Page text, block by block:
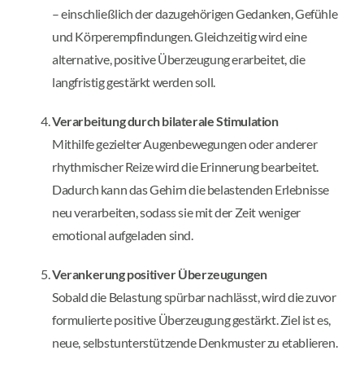
– einschließlich der dazugehörigen Gedanken, Gefühle
und Körperempfindungen. Gleichzeitig wird eine
alternative, positive Überzeugung erarbeitet, die
langfristig gestärkt werden soll.
Verarbeitung durch bilaterale Stimulation
Mithilfe gezielter Augenbewegungen oder anderer
rhythmischer Reize wird die Erinnerung bearbeitet.
Dadurch kann das Gehirn die belastenden Erlebnisse
neu verarbeiten, sodass sie mit der Zeit weniger
emotional aufgeladen sind.
Verankerung positiver Überzeugungen
Sobald die Belastung spürbar nachlässt, wird die zuvor
formulierte positive Überzeugung gestärkt. Ziel ist es,
neue, selbstunterstützende Denkmuster zu etablieren.